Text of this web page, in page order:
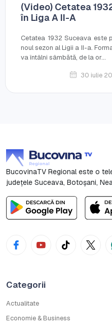
(Video) Cetatea
în Liga A II-A
Cetatea 1932 Suceava este
noul sezon al Ligii a II-a.
va întâlni sâmbătă, de la or...
30 iulie
BucovinaTV Regional este o
județele Suceava, Botoşani,
Categorii
Actualitate
Economie & Business